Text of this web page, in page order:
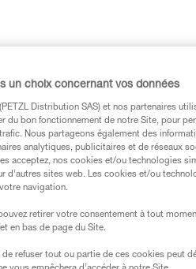
un choix concernant vos données
Distribution SAS) et nos partenaires
du bon fonctionnement de notre Site, pour
Nous partageons également des
analytiques, publicitaires et de réseaux
acceptez, nos cookies et/ou technologies
d’autres sites web. Les cookies et/ou
navigation.
retirer votre consentement à tout
en bas de page du Site.
de refuser tout ou partie de ces cookies peut